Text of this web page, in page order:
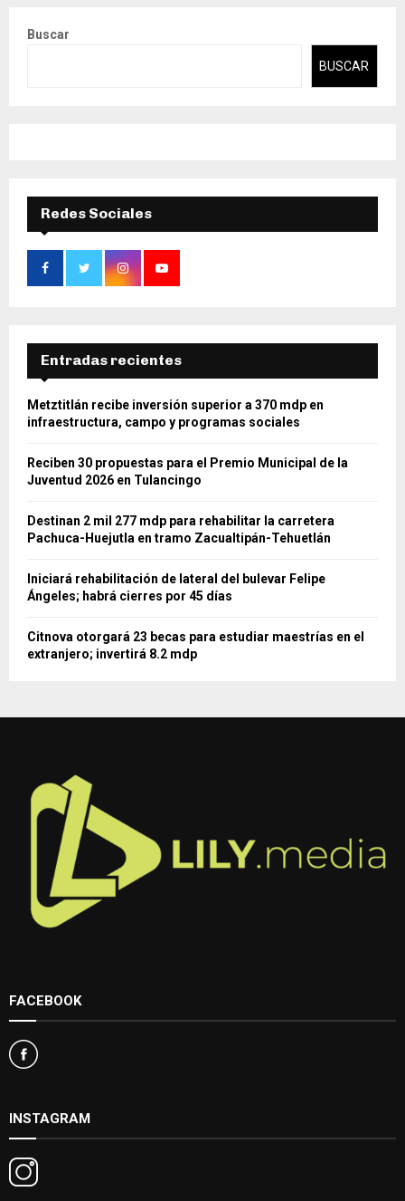
Buscar
BUSCAR
Redes Sociales
Entradas recientes
Metztitlán recibe inversión superior a 370 mdp en
infraestructura, campo y programas sociales
Reciben 30 propuestas para el Premio Municipal de la
Juventud 2026 en Tulancingo
Destinan 2 mil 277 mdp para rehabilitar la carretera
Pachuca-Huejutla en tramo Zacualtipán-Tehuetlán
Iniciará rehabilitación de lateral del bulevar Felipe
Ángeles; habrá cierres por 45 días
Citnova otorgará 23 becas para estudiar maestrías en el
extranjero; invertirá 8.2 mdp
FACEBOOK
INSTAGRAM